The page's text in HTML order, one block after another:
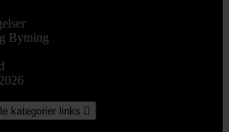
Bytning
kategorier links 